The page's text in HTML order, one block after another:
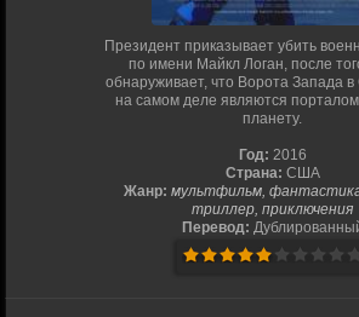
Президент приказывает убить
по имени Майкл Логан, после
обнаруживает, что Ворота Запада
на самом деле являются
планету.
Год: 2016
Страна: США
Жанр: мультфильм,
триллер, приключения
Перевод: